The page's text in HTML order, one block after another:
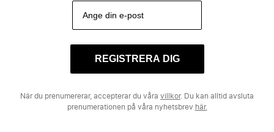
REGISTRERA DIG
När du prenumererar, accepterar du våra villkor. Du kan alltid avsluta
prenumerationen på våra nyhetsbrev här.